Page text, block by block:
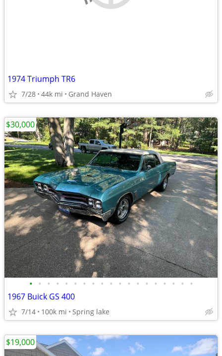
1974 Triumph TR6
7/28 44k mi Grand Haven
• • • • • • • • • • • • • • • • • • •
1967 Buick GS 400
7/14 100k mi Spring lake
$30,000
$19,000